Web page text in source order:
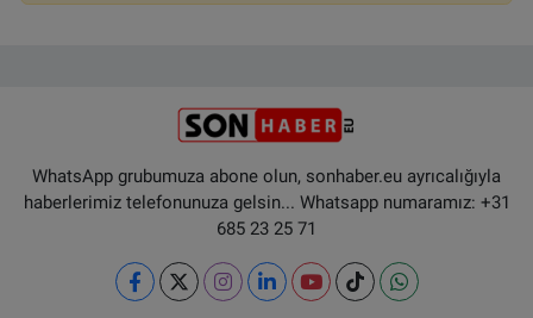
WhatsApp grubumuza abone olun, sonhaber.eu ayrıcalığıyla
haberlerimiz telefonunuza gelsin... Whatsapp numaramız: +31
685 23 25 71